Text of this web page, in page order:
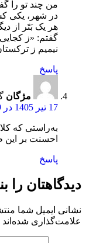
من چند تو را
در شهر، یکی
هر یک بَتَر از
گفتم: «ز
نیمیم ز
پاسخ
مژگان
17 تیر 1405 در 2:09 ب.ظ
به‌راستی که
احسنت بر
پاسخ
دیدگاهتان را
نشانی ایمیل شما
علامت‌گذاری شده‌اند